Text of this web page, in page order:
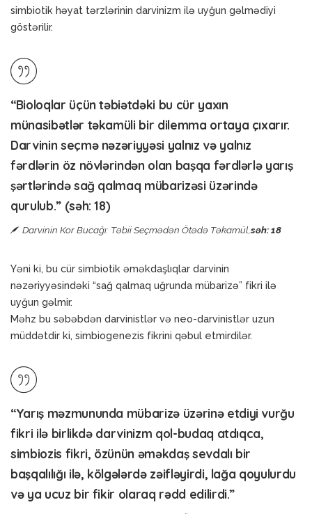
simbiotik həyat tərzlərinin darvinizm ilə uyğun gəlmədiyi
göstərilir.
“Bioloqlar üçün təbiətdəki bu cür yaxın
münasibətlər təkamüli bir dilemma ortaya çıxarır.
Darvinin seçmə nəzəriyyəsi yalnız və yalnız
fərdlərin öz növlərindən olan başqa fərdlərlə yarış
şərtlərində sağ qalmaq mübarizəsi üzərində
qurulub.” (səh: 18)
Darvinin Kor Bucağı: Təbii Seçmədən Ötədə Təkamül,səh: 18
Yəni ki, bu cür simbiotik əməkdaşlıqlar darvinin
nəzəriyyəsindəki “sağ qalmaq uğrunda mübarizə” fikri ilə
uyğun gəlmir.
Məhz bu səbəbdən darvinistlər və neo-darvinistlər uzun
müddətdir ki, simbiogenezis fikrini qəbul etmirdilər.
“Yarış məzmununda mübarizə üzərinə etdiyi vurğu
fikri ilə birlikdə darvinizm qol-budaq atdıqca,
simbiozis fikri, özünün əməkdaş sevdalı bir
başqalılığı ilə, kölgələrdə zəifləyirdi, lağa qoyulurdu
və ya ucuz bir fikir olaraq rədd edilirdi.”